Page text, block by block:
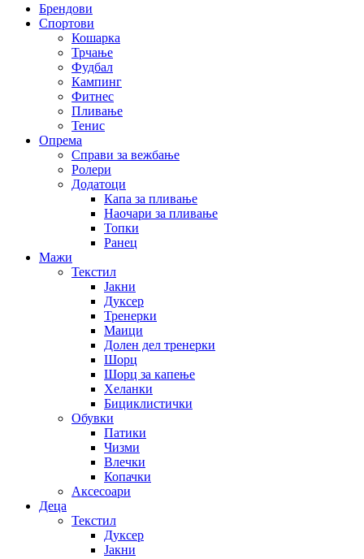
Брендови
Спортови
Кошарка
Трчање
Фудбал
Кампинг
Фитнес
Пливање
Тенис
Опрема
Справи за вежбање
Ролери
Додатоци
Капа за пливање
Наочари за пливање
Топки
Ранец
Мажи
Текстил
Јакни
Дуксер
Тренерки
Маици
Долен дел тренерки
Шорц
Шорц за капење
Хеланки
Бициклистички
Обувки
Патики
Чизми
Влечки
Копачки
Аксесоари
Деца
Текстил
Дуксер
Јакни